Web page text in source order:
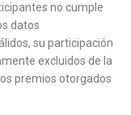
no cumple
datos
su participación
excluidos de la
premios otorgados